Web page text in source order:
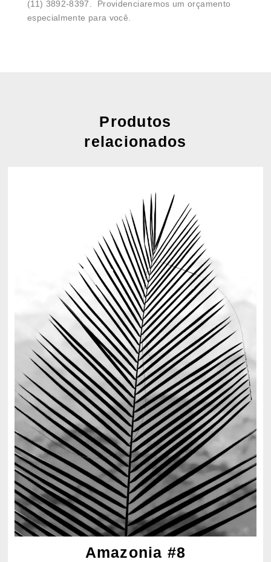
(11) 3892-8397. Providenciaremos um orçamento
especialmente para você.
Produtos
relacionados
Amazonia #8